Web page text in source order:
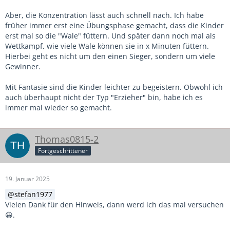
Aber, die Konzentration lässt auch schnell nach. Ich habe
früher immer erst eine Übungsphase gemacht, dass die Kinder
erst mal so die "Wale" füttern. Und später dann noch mal als
Wettkampf, wie viele Wale können sie in x Minuten füttern.
Hierbei geht es nicht um den einen Sieger, sondern um viele
Gewinner.
Mit Fantasie sind die Kinder leichter zu begeistern. Obwohl ich
auch überhaupt nicht der Typ "Erzieher" bin, habe ich es
immer mal wieder so gemacht.
Thomas0815-2
Fortgeschrittener
19. Januar 2025
stefan1977
Vielen Dank für den Hinweis, dann werd ich das mal versuchen
😀.